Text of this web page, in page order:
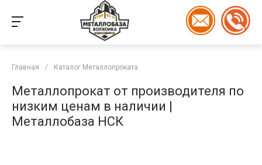
Главная / Каталог Металлопроката
Металлопрокат от производителя по
низким ценам в наличии |
Металлобаза НСК